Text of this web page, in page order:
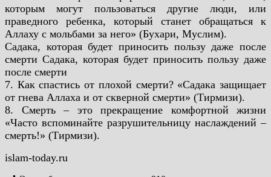
которым могут пользоваться другие люди, или
праведного ребенка, который станет обращаться к
Аллаху с мольбами за него» (Бухари, Муслим).
Садака, которая будет приносить пользу даже после
смерти Садака, которая будет приносить пользу даже
после смерти
7. Как спастись от плохой смерти? «Садака защищает
от гнева Аллаха и от скверной смерти» (Тирмизи).
8. Смерть – это прекращение комфортной жизни
«Часто вспоминайте разрушительницу наслаждений –
смерть!» (Тирмизи).
islam-today.ru